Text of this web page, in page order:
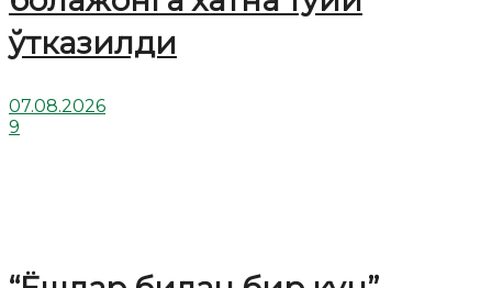
ўтказилди
07.08.2026
9